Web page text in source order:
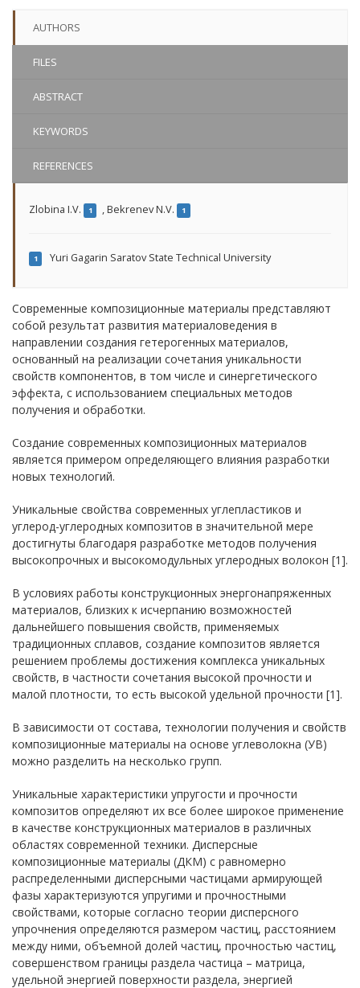
AUTHORS
FILES
ABSTRACT
KEYWORDS
REFERENCES
Zlobina I.V. 1 ,Bekrenev N.V. 1
1 Yuri Gagarin Saratov State Technical University
Современные композиционные материалы представляют
собой результат развития материаловедения в
направлении создания гетерогенных материалов,
основанный на реализации сочетания уникальности
свойств компонентов, в том числе и синергетического
эффекта, с использованием специальных методов
получения и обработки.
Создание современных композиционных материалов
является примером определяющего влияния разработки
новых технологий.
Уникальные свойства современных углепластиков и
углерод-углеродных композитов в значительной мере
достигнуты благодаря разработке методов получения
высокопрочных и высокомодульных углеродных волокон [1].
В условиях работы конструкционных энергонапряженных
материалов, близких к исчерпанию возможностей
дальнейшего повышения свойств, применяемых
традиционных сплавов, создание композитов является
решением проблемы достижения комплекса уникальных
свойств, в частности сочетания высокой прочности и
малой плотности, то есть высокой удельной прочности [1].
В зависимости от состава, технологии получения и свойств
композиционные материалы на основе углеволокна (УВ)
можно разделить на несколько групп.
Уникальные характеристики упругости и прочности
композитов определяют их все более широкое применение
в качестве конструкционных материалов в различных
областях современной техники. Дисперсные
композиционные материалы (ДКМ) с равномерно
распределенными дисперсными частицами армирующей
фазы характеризуются упругими и прочностными
свойствами, которые согласно теории дисперсного
упрочнения определяются размером частиц, расстоянием
между ними, объемной долей частиц, прочностью частиц,
совершенством границы раздела частица – матрица,
удельной энергией поверхности раздела, энергией